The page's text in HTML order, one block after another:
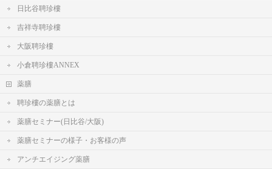
日比谷聘珍樓
吉祥寺聘珍樓
大阪聘珍樓
小倉聘珍樓ANNEX
薬膳
聘珍樓の薬膳とは
薬膳セミナー(日比谷/大阪)
薬膳セミナーの様子・お客様の声
アンチエイジング薬膳